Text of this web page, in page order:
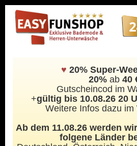
♥ 20% Super-
20%ab 40
Gutscheincod im
+gültig bis 10.08.26 20
Weitere Infos dazu im
Ab dem 11.08.26 werden
folgene Länder